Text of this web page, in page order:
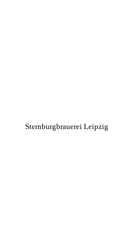
Sternburgbrauerei Leipzig